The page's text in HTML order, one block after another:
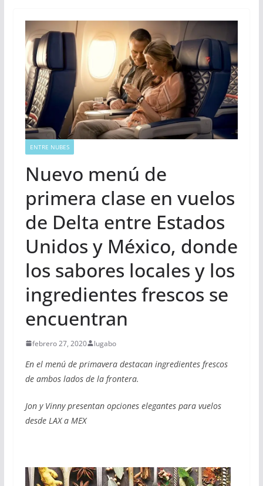
ENTRE NUBES
Nuevo menú de
primera clase en vuelos
de Delta entre Estados
Unidos y México, donde
los sabores locales y los
ingredientes frescos se
encuentran
febrero 27, 2020 lugabo
En el menú de primavera destacan ingredientes frescos
de ambos lados de la frontera.
Jon y Vinny presentan opciones elegantes para vuelos
desde LAX a MEX